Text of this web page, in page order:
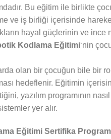
Bu eğitim ile birlikte
ve iş birliği içerisinde
hayal güçlerinin ve
Kodlama Eğitimi‘nin
olan bir çocuğun bile bir
hedeflenir. Eğitimin
yazılım programının nasıl
yer alır.
Eğitimi Sertifika